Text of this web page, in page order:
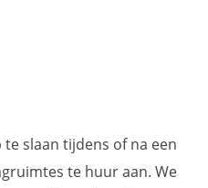
slaan tijdens of na een
te huur aan. We